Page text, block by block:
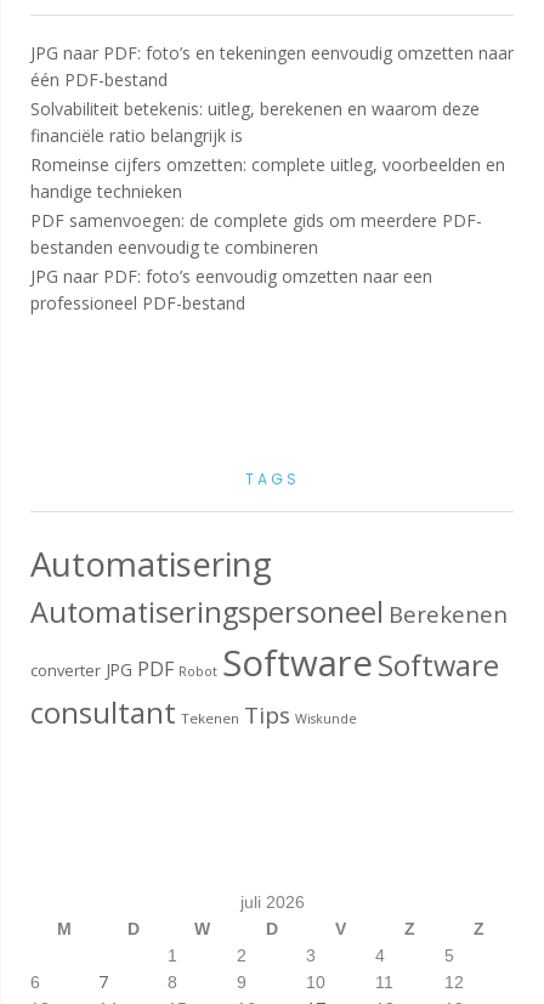
JPG naar PDF: foto’s en tekeningen eenvoudig omzetten naar
één PDF-bestand
Solvabiliteit betekenis: uitleg, berekenen en waarom deze
financiële ratio belangrijk is
Romeinse cijfers omzetten: complete uitleg, voorbeelden en
handige technieken
PDF samenvoegen: de complete gids om meerdere PDF-
bestanden eenvoudig te combineren
JPG naar PDF: foto’s eenvoudig omzetten naar een
professioneel PDF-bestand
TAGS
Automatisering
Automatiseringspersoneel Berekenen
converter JPG PDF Robot SoftwareSoftware
consultant Tekenen Tips Wiskunde
juli 2026
M
D W D V Z
Z
1
2 3 4
5
6
7 8 9 10 11
12